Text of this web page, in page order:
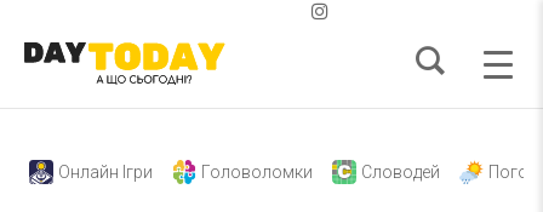
Онлайн Ігри Головоломки Словодей